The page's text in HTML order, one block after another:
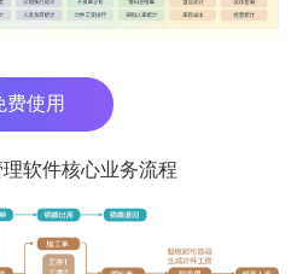
费使用
软件核心业务流程